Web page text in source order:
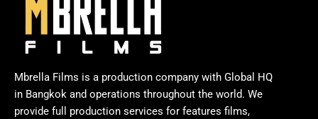
Mbrella Films is a production company with Global HQ
in Bangkok and operations throughout the world. We
provide full production services for features films,